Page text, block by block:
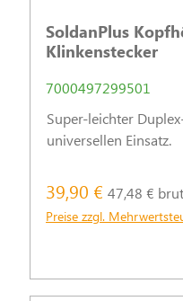
SoldanPlus
Klinkenstecker
7000497299501
Super-leichter
universellen Einsatz.
39,90 € 47,48 €
Preise zzgl.